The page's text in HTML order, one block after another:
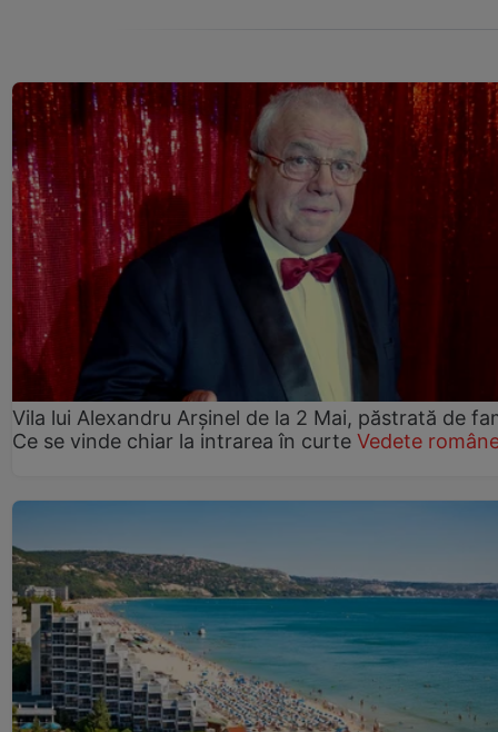
Vila lui Alexandru Arșinel de la 2 Mai, păstrată de
Ce se vinde chiar la intrarea în curte Vedete